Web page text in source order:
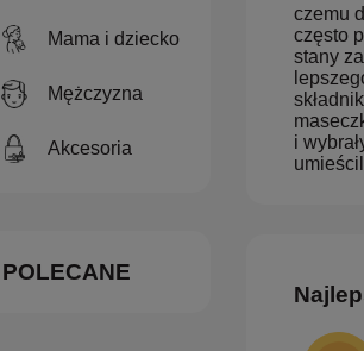
Mama i dziecko
Mężczyzna
Akcesoria
POLECANE
czemu
często
stany
i